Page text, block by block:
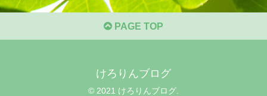
PAGE TOP
けろりんブログ
© 2021 けろりんブログ.